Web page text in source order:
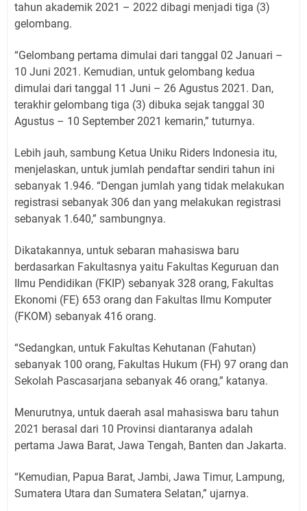
tahun akademik 2021 – 2022 dibagi menjadi tiga (3)
gelombang.
“Gelombang pertama dimulai dari tanggal 02 Januari –
10 Juni 2021. Kemudian, untuk gelombang kedua
dimulai dari tanggal 11 Juni – 26 Agustus 2021. Dan,
terakhir gelombang tiga (3) dibuka sejak tanggal 30
Agustus – 10 September 2021 kemarin,” tuturnya.
Lebih jauh, sambung Ketua Uniku Riders Indonesia itu,
menjelaskan, untuk jumlah pendaftar sendiri tahun ini
sebanyak 1.946. “Dengan jumlah yang tidak melakukan
registrasi sebanyak 306 dan yang melakukan registrasi
sebanyak 1.640,” sambungnya.
Dikatakannya, untuk sebaran mahasiswa baru
berdasarkan Fakultasnya yaitu Fakultas Keguruan dan
Ilmu Pendidikan (FKIP) sebanyak 328 orang, Fakultas
Ekonomi (FE) 653 orang dan Fakultas Ilmu Komputer
(FKOM) sebanyak 416 orang.
“Sedangkan, untuk Fakultas Kehutanan (Fahutan)
sebanyak 100 orang, Fakultas Hukum (FH) 97 orang dan
Sekolah Pascasarjana sebanyak 46 orang,” katanya.
Menurutnya, untuk daerah asal mahasiswa baru tahun
2021 berasal dari 10 Provinsi diantaranya adalah
pertama Jawa Barat, Jawa Tengah, Banten dan Jakarta.
“Kemudian, Papua Barat, Jambi, Jawa Timur, Lampung,
Sumatera Utara dan Sumatera Selatan,” ujarnya.